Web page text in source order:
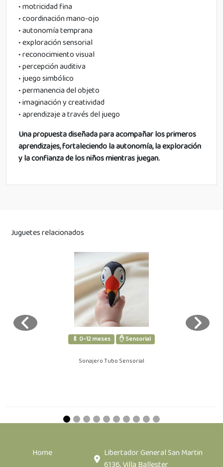
• motricidad fina
• coordinación mano-ojo
• autonomía temprana
• exploración sensorial
• reconocimiento visual
• percepción auditiva
• juego simbólico
• permanencia del objeto
• imaginación y creatividad
• aprendizaje a través del juego
Una propuesta diseñada para acompañar los primeros
aprendizajes, fortaleciendo la autonomía, la exploración
y la confianza de los niños mientras juegan.
Juguetes relacionados
🍼 0–12 meses ✋ Sensorial
Sonajero Tubo Sensorial
Home
Libertador General San Martin